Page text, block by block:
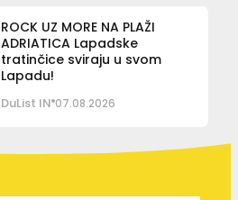
ROCK UZ MORE NA PLAŽI
ADRIATICA Lapadske
tratinčice sviraju u svom
Lapadu!
DuList IN 07.08.2026